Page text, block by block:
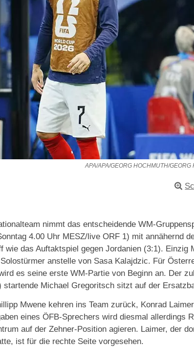
APA/APA/GEORG HOCHMUTH/GEORG
nimmt das entscheidende WM-
4.00 Uhr MESZ/live ORF 1) mit annähernd
wie das Auftaktspiel gegen Jordanien (3:1). Einzig
anstelle von Sasa Kalajdzic. Für
es seine erste WM-Partie von Beginn an. Der
startende Michael Gregoritsch sitzt auf der
Mwene kehren ins Team zurück, Konrad
eines ÖFB-Sprechers wird diesmal allerdings
auf der Zehner-Position agieren. Laimer, der
ist für die rechte Seite vorgesehen.